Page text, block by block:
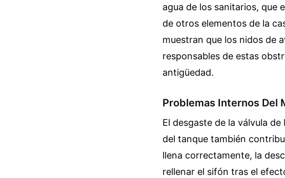
agua de los sanitarios, que
de otros elementos de la
muestran que los nidos de
responsables de estas
antigüedad.
Problemas Internos Del
El desgaste de la válvula
del tanque también
llena correctamente, la
rellenar el sifón tras el